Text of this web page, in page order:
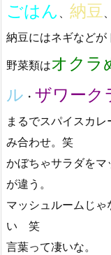
ごはん 、 納豆、
納豆にはネギなどが
野菜類はオクラ
ル ・ ザワーク
まるでスパイスカ
み合わせ。笑
かぼちゃサラダを
が違う。
マッシュルームじ
い 笑
言葉って凄いな。